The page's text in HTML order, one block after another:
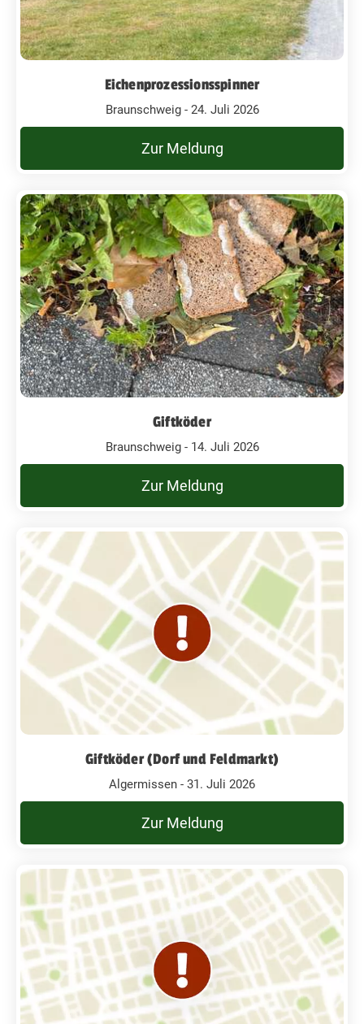
Eichenprozessionsspinner
Braunschweig - 24. Juli 2026
Zur Meldung
Giftköder
Braunschweig - 14. Juli 2026
Zur Meldung
Giftköder (Dorf und Feldmarkt)
Algermissen - 31. Juli 2026
Zur Meldung